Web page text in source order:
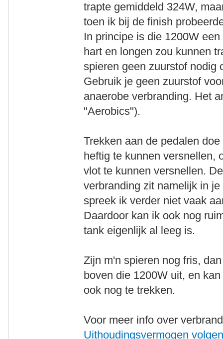
trapte gemiddeld 324W,
toen ik bij de finish
In principe is die 1200W
hart en longen zou kunnen
spieren geen zuurstof nodig
Gebruik je geen zuurstof
anaerobe verbranding. Het
"Aerobics").
Trekken aan de pedalen
heftig te kunnen versnellen,
vlot te kunnen versnellen.
verbranding zit namelijk in
spreek ik verder niet vaak
Daardoor kan ik ook nog
tank eigenlijk al leeg is.
Zijn m'n spieren nog fris,
boven die 1200W uit, en
ook nog te trekken.
Voor meer info over
Uithoudingsvermogen